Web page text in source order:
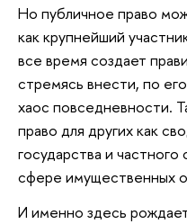
Но публичное право
как крупнейший
все время создает
стремясь внести, по
хаос повседневности.
право для других как
государства и
сфере имущественных
И именно здесь